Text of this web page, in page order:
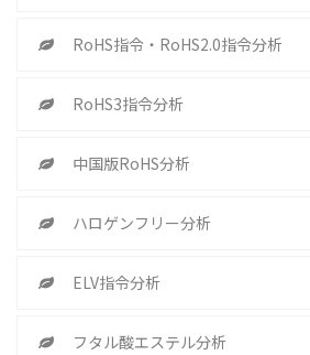
RoHS指令・RoHS2.0指令分析
RoHS3指令分析
中国版RoHS分析
ハロゲンフリー分析
ELV指令分析
フタル酸エステル分析